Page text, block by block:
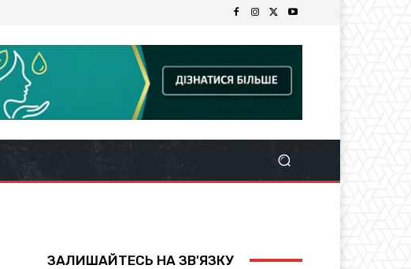
ЗАЛИШАЙТЕСЬ НА ЗВ'ЯЗКУ